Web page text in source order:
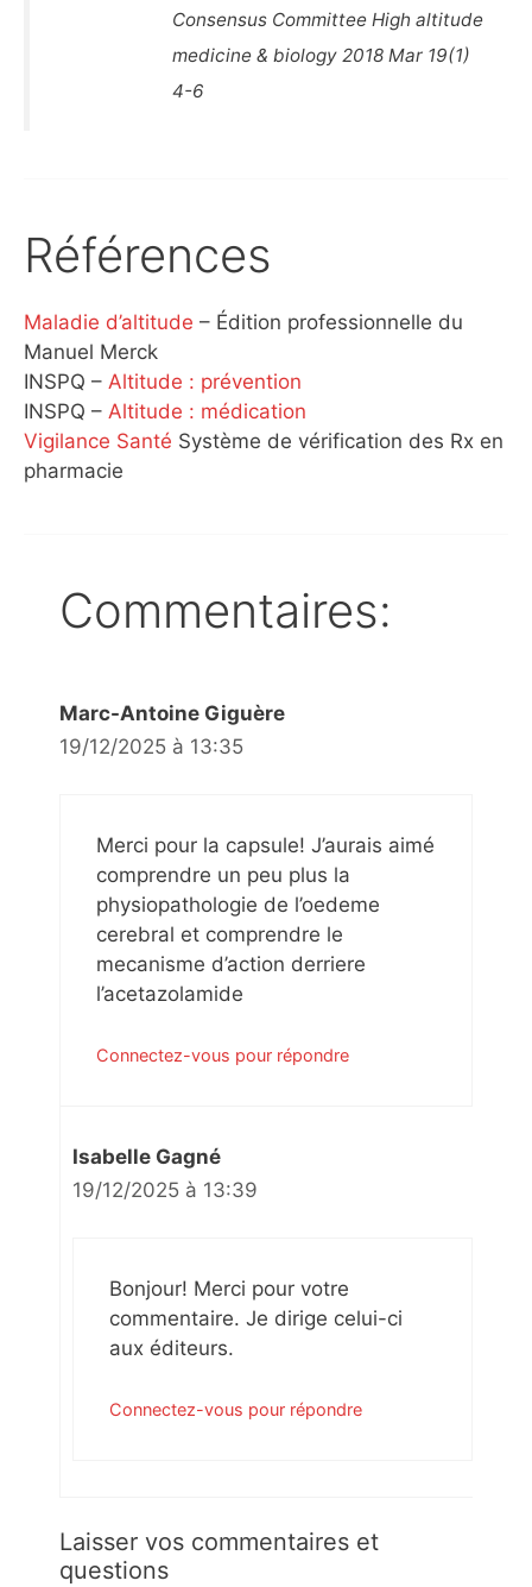
Consensus Committee High altitude
medicine & biology 2018 Mar 19(1)
4-6
Références
Maladie d’altitude – Édition professionnelle du
Manuel Merck
INSPQ – Altitude : prévention
INSPQ – Altitude : médication
Vigilance Santé Système de vérification des Rx en
pharmacie
Commentaires:
Marc-Antoine Giguère
19/12/2025 à 13:35
Merci pour la capsule! J’aurais aimé
comprendre un peu plus la
physiopathologie de l’oedeme
cerebral et comprendre le
mecanisme d’action derriere
l’acetazolamide
Connectez-vous pour répondre
Isabelle Gagné
19/12/2025 à 13:39
Bonjour! Merci pour votre
commentaire. Je dirige celui-ci
aux éditeurs.
Connectez-vous pour répondre
Laisser vos commentaires et
questions